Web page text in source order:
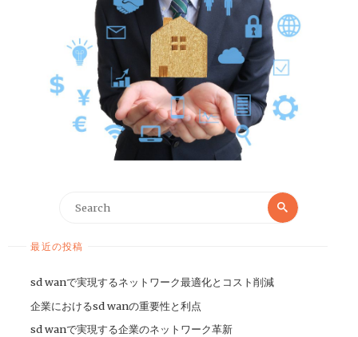
最近の投稿
sd wanで実現するネットワーク最適化とコスト削減
企業におけるsd wanの重要性と利点
sd wanで実現する企業のネットワーク革新